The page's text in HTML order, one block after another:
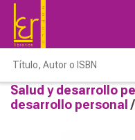
Salud y desarrollo
desarrollo personal